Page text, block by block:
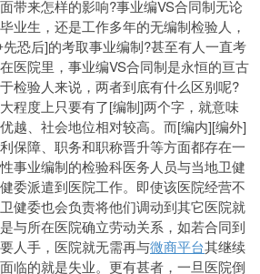
带来怎样的影响?事业编VS合同制无论
业生，还是工作多年的无编制检验人，
恐后]的考取事业编制?甚至有人一直考
医院里，事业编VS合同制是永恒的亘古
检验人来说，两者到底有什么区别呢?
程度上只要有了[编制]两个字，就意味
越、社会地位相对较高。而[编内][编外]
保障、职务和职称晋升等方面都存在一
事业编制的检验科医务人员与当地卫健
委派遣到医院工作。即使该医院经营不
健委也会负责将他们调动到其它医院就
与所在医院确立劳动关系，如若合同到
人手，医院就无需再与微商平台其继续
临的就是失业。更有甚者，一旦医院倒